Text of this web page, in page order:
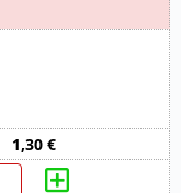
1,30 €